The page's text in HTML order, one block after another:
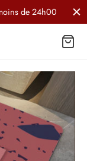
de 24h00